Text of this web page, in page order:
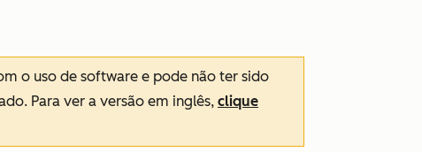
o uso de software e pode não ter sido
Para ver a versão em inglês, clique